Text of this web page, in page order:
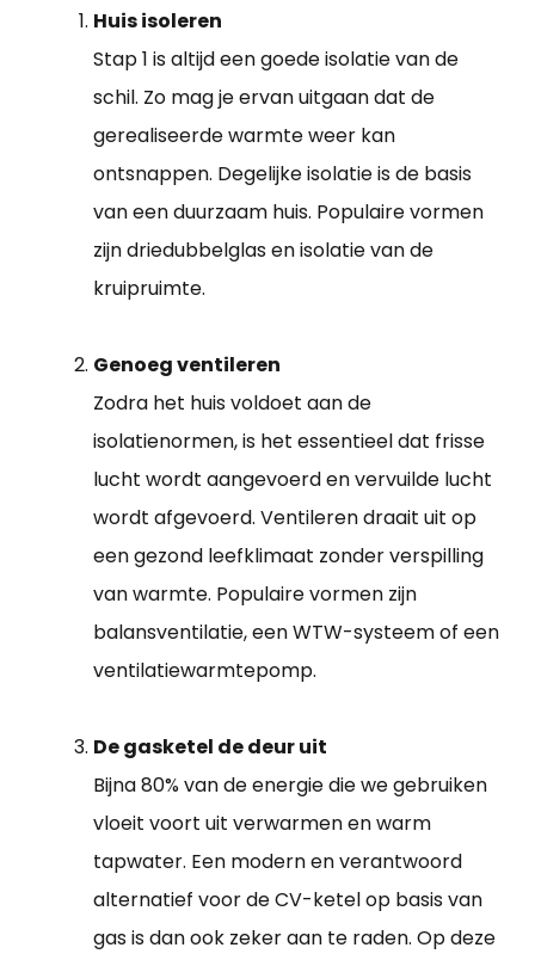
Huis isoleren
Stap 1 is altijd een goede isolatie van de
schil. Zo mag je ervan uitgaan dat de
gerealiseerde warmte weer kan
ontsnappen. Degelijke isolatie is de basis
van een duurzaam huis. Populaire vormen
zijn driedubbelglas en isolatie van de
kruipruimte.
Genoeg ventileren
Zodra het huis voldoet aan de
isolatienormen, is het essentieel dat frisse
lucht wordt aangevoerd en vervuilde lucht
wordt afgevoerd. Ventileren draait uit op
een gezond leefklimaat zonder verspilling
van warmte. Populaire vormen zijn
balansventilatie, een WTW-systeem of een
ventilatiewarmtepomp.
De gasketel de deur uit
Bijna 80% van de energie die we gebruiken
vloeit voort uit verwarmen en warm
tapwater. Een modern en verantwoord
alternatief voor de CV-ketel op basis van
gas is dan ook zeker aan te raden. Op deze